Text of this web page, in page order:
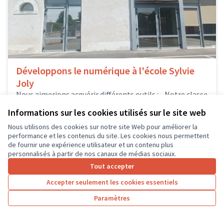
Informations sur les cookies utilisés sur le site web
Nous utilisons des cookies sur notre site Web pour améliorer la
performance et les contenus du site. Les cookies nous permettent
de fournir une expérience utilisateur et un contenu plus
personnalisés à partir de nos canaux de médias sociaux.
Tout accepter
Accepter seulement les cookies essentiels
Paramètres
Développons le numérique à l'école Sylvie
Joly
Nous aimerions acquérir différents outils : - Notre classe
ordinateurs portables, afin que les élèves...
Usages numériques Dierre
Résultats par page : 100
1 2 3 4 5 6 7